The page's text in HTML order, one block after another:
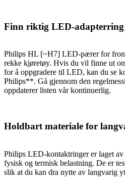
Finn riktig LED-adapterring
Philips HL [~H7] LED-pærer for
rekke kjøretøy. Hvis du vil finne ut
for å oppgradere til LED, kan du se
Philips**. Gå gjennom den
oppdaterer listen vår kontinuerlig.
Holdbart materiale for
Philips LED-kontaktringer er laget av
fysisk og termisk belastning. De er
slik at du kan dra nytte av langvarig